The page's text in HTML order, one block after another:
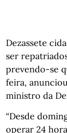
Dezassete
ser
prevendo-se
feira,
ministro da
“Desde
operar 24